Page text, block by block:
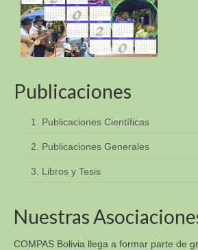
Publicaciones
1. Publicaciones Científicas
2. Publicaciones Generales
3. Libros y Tesis
Nuestras
COMPAS Bolivia llega a formar parte de